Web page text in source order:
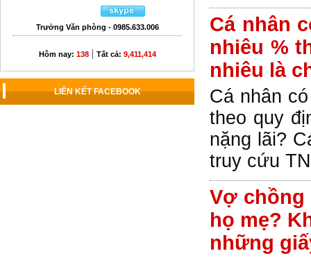
Trưởng Văn phòng - 0985.633.006
Hôm nay: 138| Tất cả: 9,411,414
LIÊN KẾT FACEBOOK
Cá nhân
nhiêu %
nhiêu là
Cá nhân
theo quy
nặng lãi?
truy cứu
Vợ chồng
họ mẹ?
những